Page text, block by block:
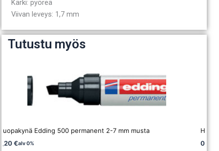
Kärki: pyöreä
Viivan leveys: 1,7 mm
Tutustu myös
Edding 500 permanent 2-7 mm musta
€alv 0%
0,71